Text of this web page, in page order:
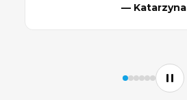
— Katarzyna